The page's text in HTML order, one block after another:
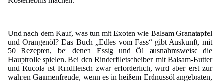
Und nach dem Kauf, was tun mit Exoten wie Balsam Granatapfel
und Orangenöl? Das Buch „Edles vom Fass“ gibt Auskunft, mit
50 Rezepten, bei denen Essig und Öl ausnahmsweise die
Hauptrolle spielen. Bei den Rinderfiletscheiben mit Balsam-Butter
und Rucola ist Rindfleisch zwar erforderlich, wird aber erst zur
wahren Gaumenfreude, wenn es in heißem Erdnussöl angebraten,